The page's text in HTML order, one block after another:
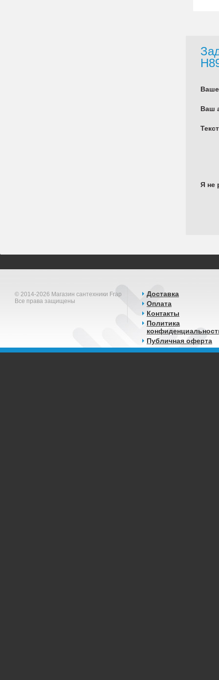
Ваш
Я не
© 2014-2026 Магазин сантехники Frap
Все права защищены
Доставка
Оплата
Контакты
Политика
Публичная оферта